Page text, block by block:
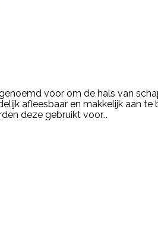
voor om de hals van
afleesbaar en makkelijk aan
deze gebruikt voor...